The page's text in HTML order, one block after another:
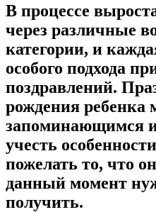
В процессе
через различные
категории, и
особого подхода
поздравлений.
рождения ребенка
запоминающимся
учесть
пожелать то, что
данный момент
получить.